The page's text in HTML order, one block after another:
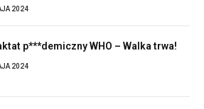
2024
p***demiczny WHO – Walka trwa!
2024